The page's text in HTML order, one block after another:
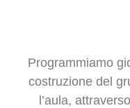
Programmiamo
costruzione del
l’aula,